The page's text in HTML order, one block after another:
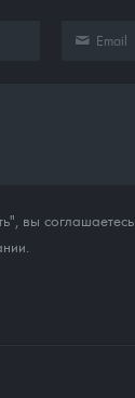
вы соглашаетесь